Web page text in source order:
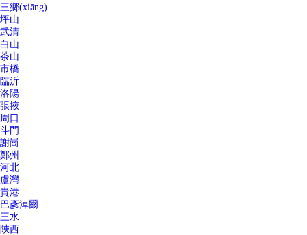
三鄉(xiāng)
坪山
武清
白山
茶山
市橋
臨沂
洛陽
張掖
周口
斗門
謝崗
鄭州
河北
盧灣
貴港
巴彥淖爾
三水
陜西